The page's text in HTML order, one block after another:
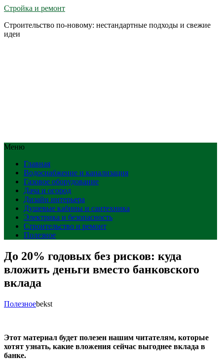
Стройка и ремонт
Строительство по-новому: нестандартные подходы и свежие
идеи
Меню
Главная
Водоснабжение и канализация
Газовое оборудование
Дача и огород
Дизайн интерьера
Душевые кабины и сантехника
Электрика и безопасность
Строительство и ремонт
Полезное
До 20% годовых без рисков: куда
вложить деньги вместо банковского
вклада
Полезноеbekst
Этот материал будет полезен нашим читателям, которые
хотят узнать, какие вложения сейчас выгоднее вклада в
банке.